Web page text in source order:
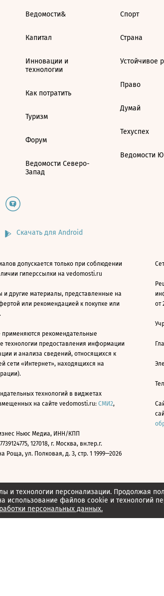
и технологии персонализации. Продолжая
использование файлов cookie и технологий
персональных данных.
Ведомости&
Капитал
Инновации и
технологии
Как потратить
Туризм
Форум
Ведомости Северо-
Запад
Спорт
Страна
Устойчивое
Право
Думай
Техуспех
Ведомости
Скачать для Android
допускается только при соблюдении
гиперссылки на vedomosti.ru
и другие материалы, представленные на
или рекомендацией к покупке или
рекомендательные
технологии предоставления информации
и анализа сведений, относящихся к
сети «Интернет», находящихся на
технологий в виджетах
на сайте vedomosti.ru: СМИ2,
Ньюс Медиа, ИНН/КПП
127018, г. Москва, вн.тер.г.
Роща, ул. Полковая, д. 3, стр. 1 1999—2026
от